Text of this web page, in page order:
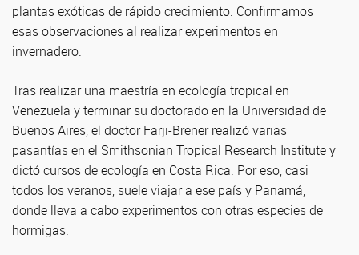
plantas exóticas de rápido crecimiento. Confirmamos
esas observaciones al realizar experimentos en
invernadero.
Tras realizar una maestría en ecología tropical en
Venezuela y terminar su doctorado en la Universidad de
Buenos Aires, el doctor Farji-Brener realizó varias
pasantías en el Smithsonian Tropical Research Institute y
dictó cursos de ecología en Costa Rica. Por eso, casi
todos los veranos, suele viajar a ese país y Panamá,
donde lleva a cabo experimentos con otras especies de
hormigas.